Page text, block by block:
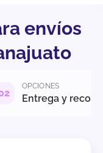
envíos
OPCIONES
Entrega y